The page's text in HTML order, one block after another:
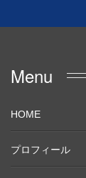
Menu
HOME
プロフィール